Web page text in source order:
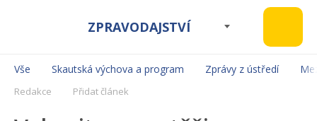
ZPRAVODAJSTVÍ
Vše Skautská výchova a program Zprávy z ústředí
Redakce Přidat článek